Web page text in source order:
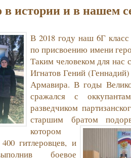
в истории и в нашем
В 2018 году наш 6Г
по присвоению имени
Таким человеком для нас
Игнатов Гений
Армавира. В годы
сражался с
разведчиком
старшим братом
котором
гитлеровцев, и
боевое